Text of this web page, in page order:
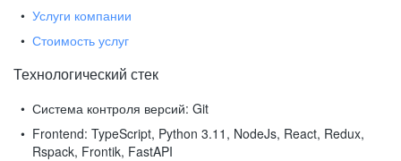
Услуги компании
Стоимость услуг
Технологический стек
Система контроля версий: Git
Frontend: TypeScript, Python 3.11, NodeJs, React, Redux,
Rspack, Frontik, FastAPI